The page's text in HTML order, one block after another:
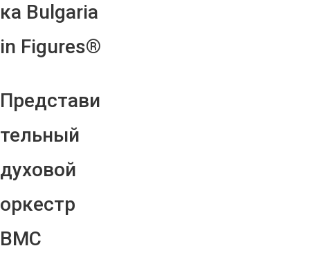
ка Bulgaria
in Figures®
Представи
тельный
духовой
оркестр
ВМС